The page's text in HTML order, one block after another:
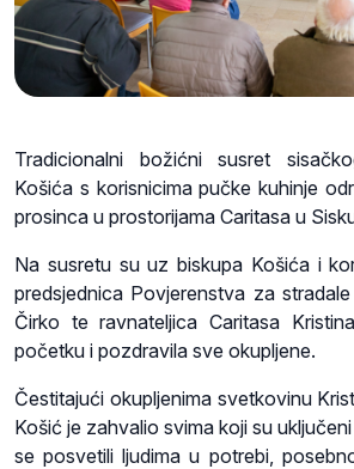
Tradicionalni božićni susret
Košića s korisnicima pučke kuhinje
prosinca u prostorijama Caritasa u
Na susretu su uz biskupa Košića i
predsjednica Povjerenstva za
Čirko te ravnateljica Caritasa
početku i pozdravila sve okupljene.
Čestitajući okupljenima svetkovinu
Košić je zahvalio svima koji su
se posvetili ljudima u potrebi,